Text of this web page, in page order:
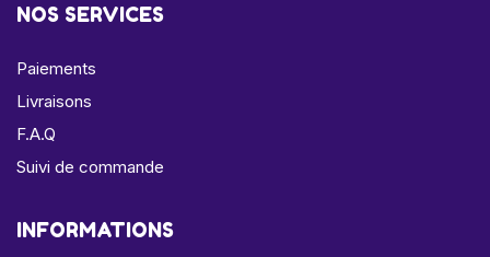
NOS SERVICES
Paiements
Livraisons
F.A.Q
Suivi de commande
INFORMATIONS